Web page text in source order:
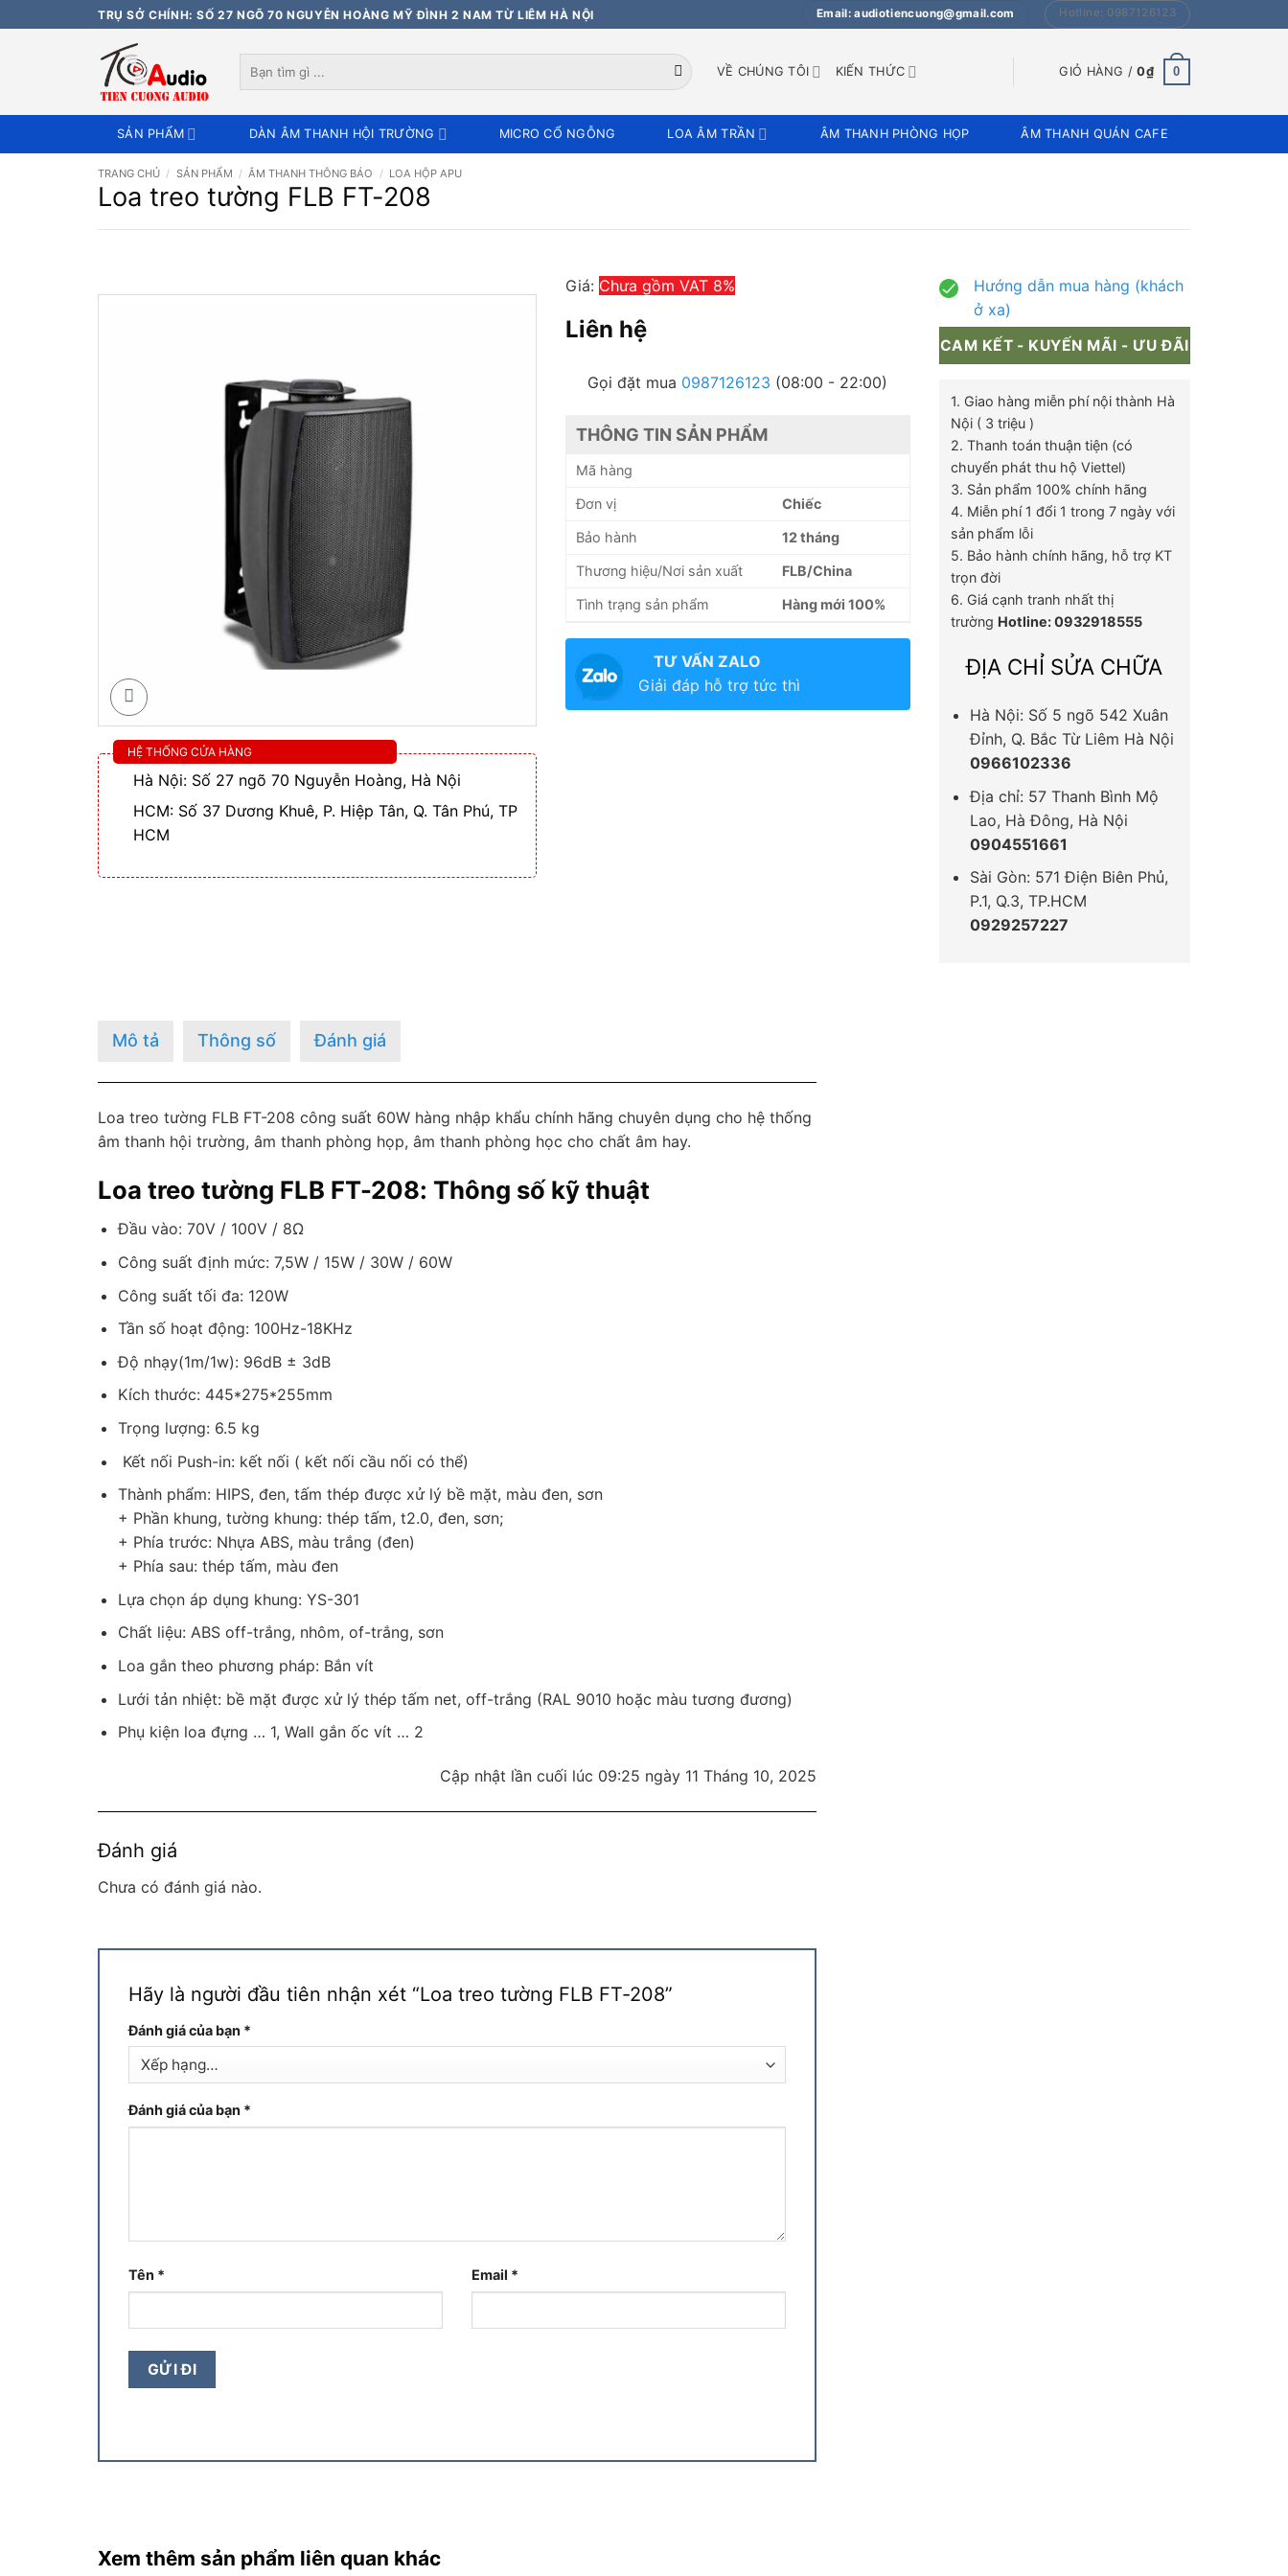
qua
TRỤ SỞ CHÍNH: SỐ 27 NGÕ 70 NGUYỄN HOÀNG MỸ ĐÌNH 2 NAM TỪ LIÊM HÀ NỘI Email: audiotiencuong@gmail.com Hotline: 0987126123
kiếm:
VỀ CHÚNG TÔI KIẾN THỨC GIỎ HÀNG /0₫ 0
SẢN PHẨM DÀN ÂM THANH HỘI TRƯỜNG MICRO CỔ NGỖNG LOA ÂM TRẦN ÂM THANH PHÒNG HỌP ÂM THANH QUÁN CAFE
TRANG CHỦ / SẢN PHẨM / ÂM THANH THÔNG BÁO / LOA HỘP APU
Loa treo tường FLB FT-208
HỆ THỐNG CỬA HÀNG
Hà Nội: Số 27 ngõ 70 Nguyễn Hoàng, Hà Nội
HCM: Số 37 Dương Khuê, P. Hiệp Tân, Q. Tân Phú, TP
HCM
Giá: Chưa gồm VAT 8%
Liên hệ
Gọi đặt mua 0987126123 (08:00 - 22:00)
THÔNG TIN SẢN PHẨM
Mã hàng
Đơn vị Chiếc
Bảo hành 12 tháng
Thương hiệu/Nơi sản xuất FLB/China
Tình trạng sản phẩm Hàng mới 100%
TƯ VẤN ZALO
Giải đáp hỗ trợ tức thì
Hướng dẫn mua hàng (khách
ở xa)
CAM KẾT - KUYẾN MÃI - ƯU ĐÃI
1. Giao hàng miễn phí nội thành Hà
Nội ( 3 triệu )
2. Thanh toán thuận tiện (có
chuyển phát thu hộ Viettel)
3. Sản phẩm 100% chính hãng
4. Miễn phí 1 đổi 1 trong 7 ngày với
sản phẩm lỗi
5. Bảo hành chính hãng, hỗ trợ KT
trọn đời
6. Giá cạnh tranh nhất thị
trường Hotline: 0932918555
ĐỊA CHỈ SỬA CHỮA
Hà Nội: Số 5 ngõ 542 Xuân
Đỉnh, Q. Bắc Từ Liêm Hà Nội
0966102336
Địa chỉ: 57 Thanh Bình Mộ
Lao, Hà Đông, Hà Nội
0904551661
Sài Gòn: 571 Điện Biên Phủ,
P.1, Q.3, TP.HCM
0929257227
Mô tả Thông số Đánh giá
Loa treo tường FLB FT-208 công suất 60W hàng nhập khẩu chính hãng chuyên dụng cho hệ thống
âm thanh hội trường, âm thanh phòng họp, âm thanh phòng học cho chất âm hay.
Loa treo tường FLB FT-208: Thông số kỹ thuật
Đầu vào: 70V / 100V / 8Ω
Công suất định mức: 7,5W / 15W / 30W / 60W
Công suất tối đa: 120W
Tần số hoạt động: 100Hz-18KHz
Độ nhạy(1m/1w): 96dB ± 3dB
Kích thước: 445*275*255mm
Trọng lượng: 6.5 kg
Kết nối Push-in: kết nối ( kết nối cầu nối có thể)
Thành phẩm: HIPS, đen, tấm thép được xử lý bề mặt, màu đen, sơn
+ Phần khung, tường khung: thép tấm, t2.0, đen, sơn;
+ Phía trước: Nhựa ABS, màu trắng (đen)
+ Phía sau: thép tấm, màu đen
Lựa chọn áp dụng khung: YS-301
Chất liệu: ABS off-trắng, nhôm, of-trắng, sơn
Loa gắn theo phương pháp: Bắn vít
Lưới tản nhiệt: bề mặt được xử lý thép tấm net, off-trắng (RAL 9010 hoặc màu tương đương)
Phụ kiện loa đựng … 1, Wall gắn ốc vít … 2
Cập nhật lần cuối lúc 09:25 ngày 11 Tháng 10, 2025
Đánh giá
Chưa có đánh giá nào.
Hãy là người đầu tiên nhận xét “Loa treo tường FLB FT-208”
Đánh giá của bạn *
Đánh giá của bạn *
Tên * Email *
Xem thêm sản phẩm liên quan khác